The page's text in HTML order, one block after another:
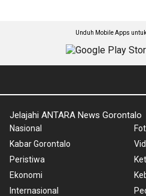
Unduh Mobile Apps
Jelajahi ANTARA News Gorontalo
Nasional
Kabar Gorontalo
Peristiwa
Ekonomi
Internasional